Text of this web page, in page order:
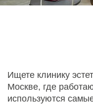
Ищете клинику
Москве, где
используются